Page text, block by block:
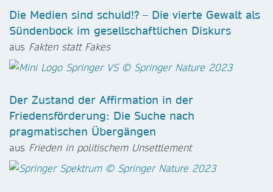
Die Medien sind schuld!? – Die vierte Gewalt als
Sündenbock im gesellschaftlichen Diskurs
aus Fakten statt Fakes
Der Zustand der Affirmation in der
Friedensförderung: Die Suche nach
pragmatischen Übergängen
aus Frieden in politischem Unsettlement